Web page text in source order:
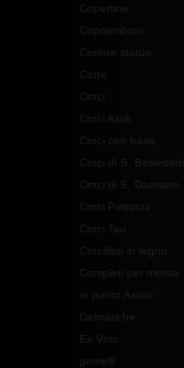
Copertine
Copriamboni
Corone statue
Cotte
Croci
Croci Astili
Croci con base
Croci di S. Benedetto
Croci di S. Damiano
Croci Pettorali
Croci Tau
Crocifissi in legno
Completi per messa
in punto Assisi
Dalmatiche
Ex Voto
gemelli